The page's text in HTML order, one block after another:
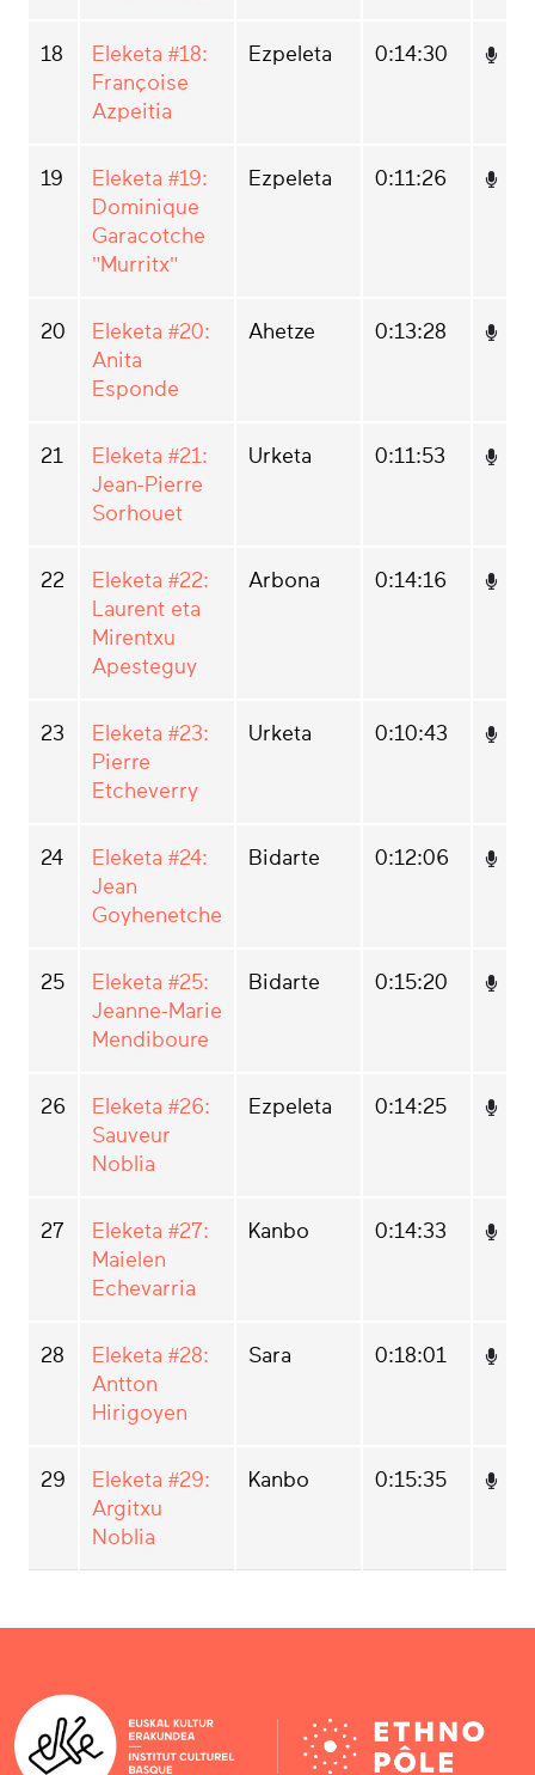
18
Eleketa #18:
Françoise
Azpeitia
Ezpeleta 0:14:30
19
Eleketa #19:
Dominique
Garacotche
"Murritx"
Ezpeleta 0:11:26
20
Eleketa #20:
Anita
Esponde
Ahetze 0:13:28
21
Eleketa #21:
Jean­-Pierre
Sorhouet
Urketa 0:11:53
22
Eleketa #22:
Laurent eta
Mirentxu
Apesteguy
Arbona 0:14:16
23
Eleketa #23:
Pierre
Etcheverry
Urketa 0:10:43
24
Eleketa #24:
Jean
Goyhenetche
Bidarte 0:12:06
25
Eleketa #25:
Jeanne-Marie
Mendiboure
Bidarte 0:15:20
26
Eleketa #26:
Sauveur
Noblia
Ezpeleta 0:14:25
27
Eleketa #27:
Maielen
Echevarria
Kanbo 0:14:33
28
Eleketa #28:
Antton
Hirigoyen
Sara 0:18:01
29
Eleketa #29:
Argitxu
Noblia
Kanbo 0:15:35